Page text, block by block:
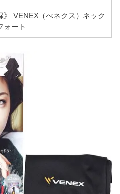
》 VENEX（べネクス）ネック
ォート